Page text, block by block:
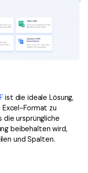
ist die ideale Lösung,
Excel-Format zu
die ursprüngliche
beibehalten wird,
und Spalten.